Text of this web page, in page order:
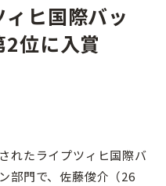
ヒ国際バッ
位に入賞
れたライプツィヒ国際バ
部門で、佐藤俊介（26